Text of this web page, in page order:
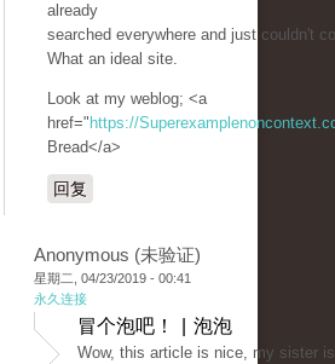
already
searched everywhere and just couldn't
What an ideal site.
Look at my weblog; <a
href=" https://
Bread</a>
回复
Anonymous (未验证)
星期二, 04/23/2019 - 00:41
永久连接
冒个泡吧！ | 泡泡
Wow, this article is nice, my sister